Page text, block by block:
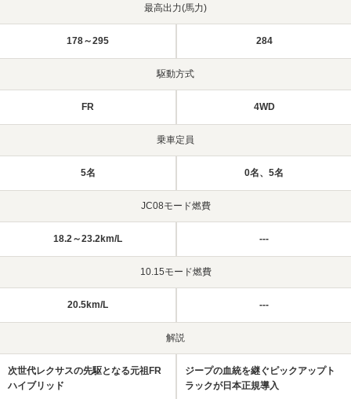
最高出力(馬力)
178～295 284
駆動方式
FR 4WD
乗車定員
5名 0名、5名
JC08モード燃費
18.2～23.2km/L ---
10.15モード燃費
20.5km/L ---
解説
次世代レクサスの先駆となる元祖FR
ハイブリッド
ジープの血統を継ぐピックアップト
ラックが日本正規導入